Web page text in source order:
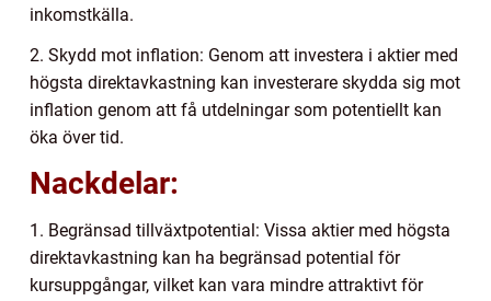
inkomstkälla.
2. Skydd mot inflation: Genom att investera i aktier med
högsta direktavkastning kan investerare skydda sig mot
inflation genom att få utdelningar som potentiellt kan
öka över tid.
Nackdelar:
1. Begränsad tillväxtpotential: Vissa aktier med högsta
direktavkastning kan ha begränsad potential för
kursuppgångar, vilket kan vara mindre attraktivt för